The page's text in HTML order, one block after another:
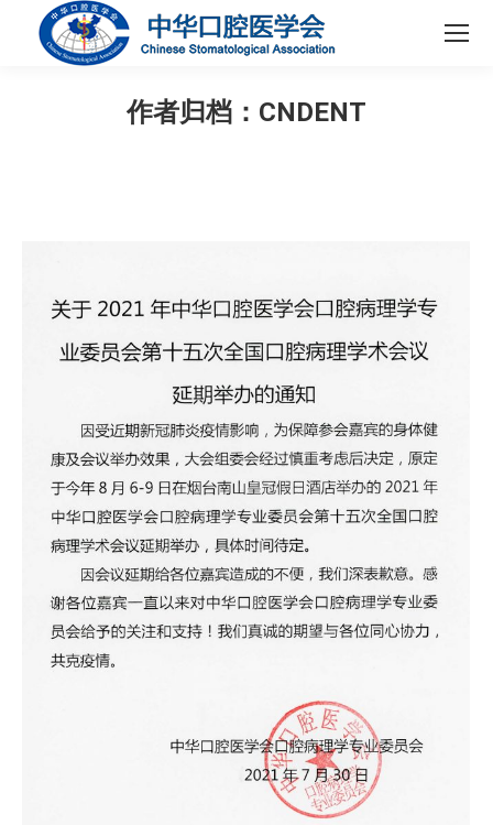
作者归档： CNDENT